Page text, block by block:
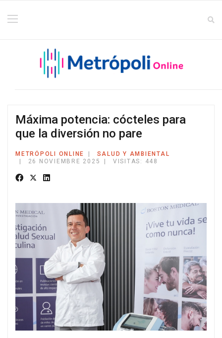
Máxima potencia: cócteles para
que la diversión no pare
METRÓPOLI ONLINE
SALUD Y AMBIENTAL
26 NOVIEMBRE 2025
VISITAS: 448